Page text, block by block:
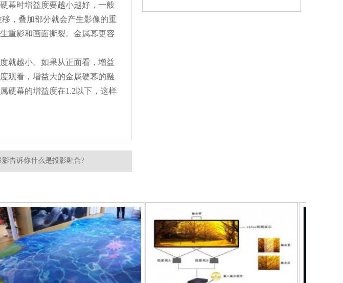
幕时增益度要越小越好，一般
，叠加部分就会产生影像的重
重影和画面撕裂。金属幕更容
就越小。如果从正面看，增益
观看，增益大的金属硬幕的融
硬幕的增益度在1.2以下，这样
告诉你什么是投影融合?